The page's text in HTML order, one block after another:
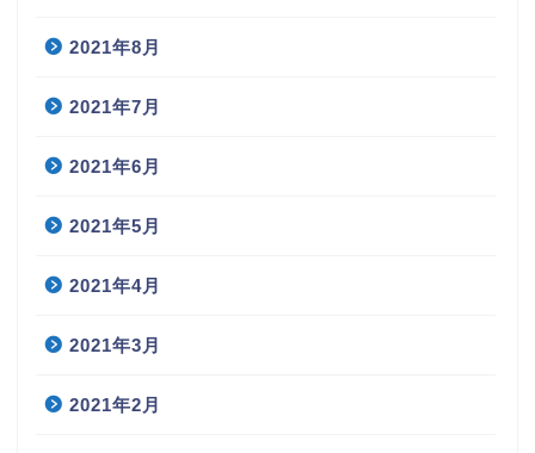
2021年8月
2021年7月
2021年6月
2021年5月
2021年4月
2021年3月
2021年2月